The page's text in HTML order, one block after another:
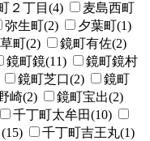
２丁目(4)
麦島西町
弥生町(2)
夕葉町(1)
町(2)
鏡町有佐(2)
鏡町鏡(11)
鏡町鏡村
鏡町芝口(2)
鏡町
崎(2)
鏡町宝出(2)
千丁町太牟田(10)
千丁町吉王丸(1)